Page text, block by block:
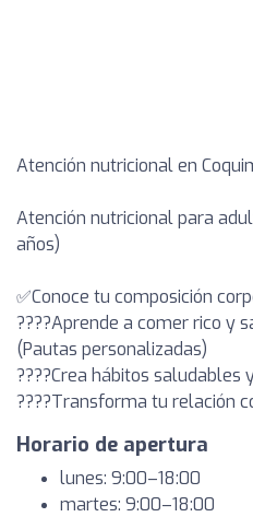
Atención nutricional en
Atención nutricional para
años)
✅Conoce tu composición
????Aprende a comer rico y
(Pautas personalizadas)
????Crea hábitos saludables
????Transforma tu relación
Horario de apertura
lunes: 9:00–18:00
martes: 9:00–18:00